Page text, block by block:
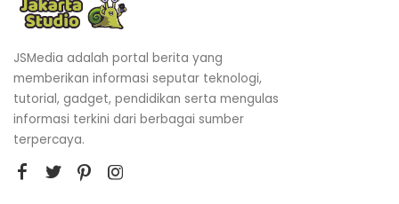
JSMedia adalah portal berita yang
memberikan informasi seputar teknologi,
tutorial, gadget, pendidikan serta mengulas
informasi terkini dari berbagai sumber
terpercaya.